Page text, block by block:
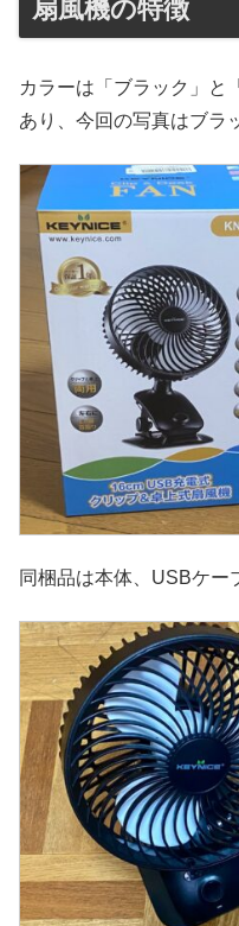
扇風機の特徴
カラーは「ブラック」と
あり、今回の写真はブラ
同梱品は本体、USBケー